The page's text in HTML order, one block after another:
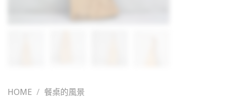
HOME / 餐桌的風景